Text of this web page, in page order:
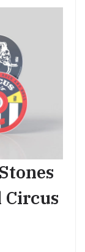
Circus